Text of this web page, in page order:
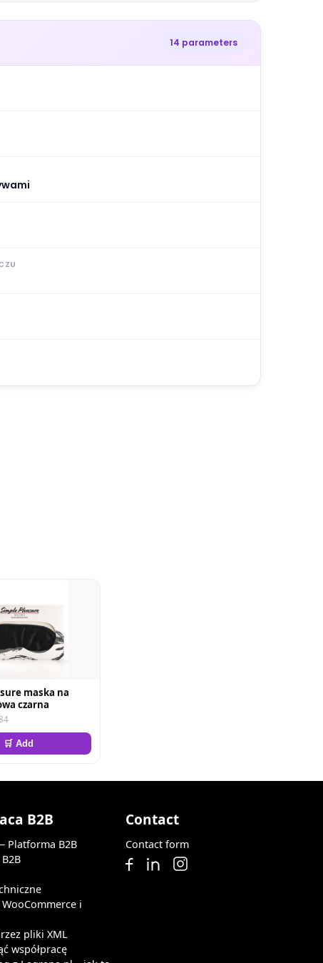
14 parameters
maska na
czarna
🛒 Add
B2B
Platforma B2B
i
pliki XML
współpracę
Contact
Contact form